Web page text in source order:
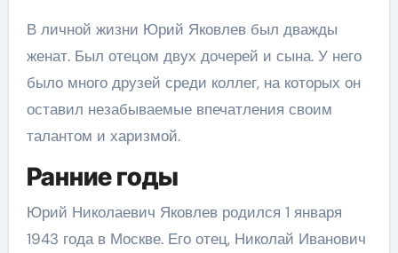
В личной жизни Юрий Яковлев был дважды
женат. Был отецом двух дочерей и сына. У него
было много друзей среди коллег, на которых он
оставил незабываемые впечатления своим
талантом и харизмой.
Ранние годы
Юрий Николаевич Яковлев родился 1 января
1943 года в Москве. Его отец, Николай Иванович